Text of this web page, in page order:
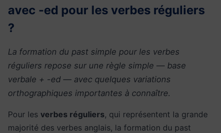
avec -ed pour les verbes réguliers
?
La formation du past simple pour les verbes
réguliers repose sur une règle simple — base
verbale + -ed — avec quelques variations
orthographiques importantes à connaître.
Pour les verbes réguliers, qui représentent la grande
majorité des verbes anglais, la formation du past